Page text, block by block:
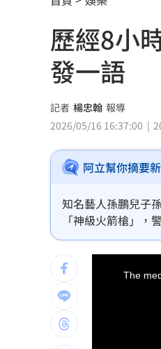
疊單計薪遭
兆基前董座
白海豚「一
跨縣市「送
橘貓「阿咪
挺蘇巧慧！
勝騎士7局
歷經8小
發一語
記者 楊忠翰 報導
2026/05/16 16:37:00
阿立幫你摘要
知名藝人孫鵬兒子
「神級火箭槍」
紀人「重讀」依公
The